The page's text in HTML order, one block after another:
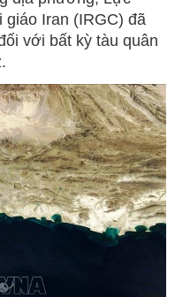
giáo Iran (IRGC) đã
với bất kỳ tàu quân